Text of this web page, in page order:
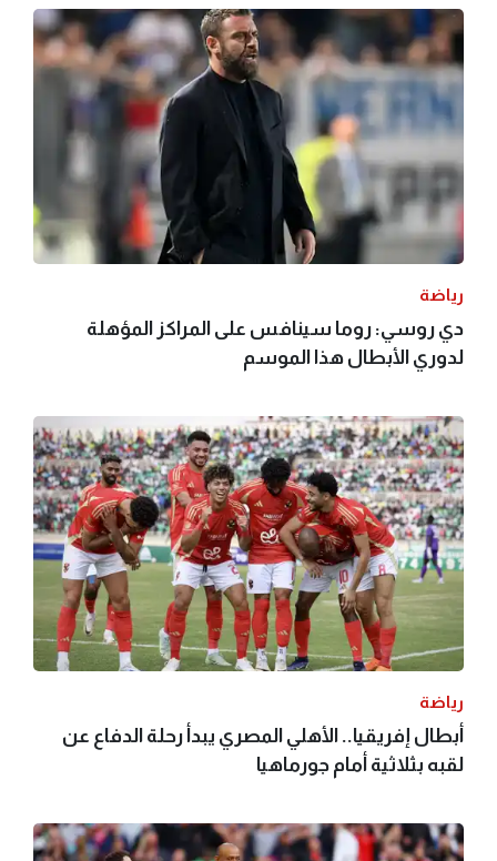
رياضة
دي روسي: روما سينافس على المراكز المؤهلة
لدوري الأبطال هذا الموسم
رياضة
أبطال إفريقيا.. الأهلي المصري يبدأ رحلة الدفاع عن
لقبه بثلاثية أمام جورماهيا